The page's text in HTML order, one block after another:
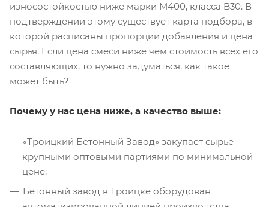
износостойкостью ниже марки М400, класса B30. В
подтверждении этому существует карта подбора, в
которой расписаны пропорции добавления и цена
сырья. Если цена смеси ниже чем стоимость всех его
составляющих, то нужно задуматься, как такое
может быть?
Почему у нас цена ниже, а качество выше:
«Троицкий Бетонный Завод» закупает сырье
крупными оптовыми партиями по минимальной
цене;
Бетонный завод в Троицке оборудован